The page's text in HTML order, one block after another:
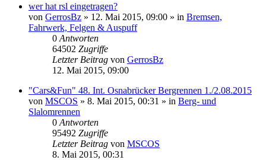
wer hat rsl eingetragen?
von GerrosBz » 12. Mai 2015, 09:00 » in Bremsen,
Fahrwerk, Felgen & Auspuff
0 Antworten
64502 Zugriffe
Letzter Beitrag von GerrosBz
12. Mai 2015, 09:00
"Cars&Fun" 48. Int. Osnabrücker Bergrennen 1./2.08.2015
von MSCOS » 8. Mai 2015, 00:31 » in Berg- und
Slalomrennen
0 Antworten
95492 Zugriffe
Letzter Beitrag von MSCOS
8. Mai 2015, 00:31